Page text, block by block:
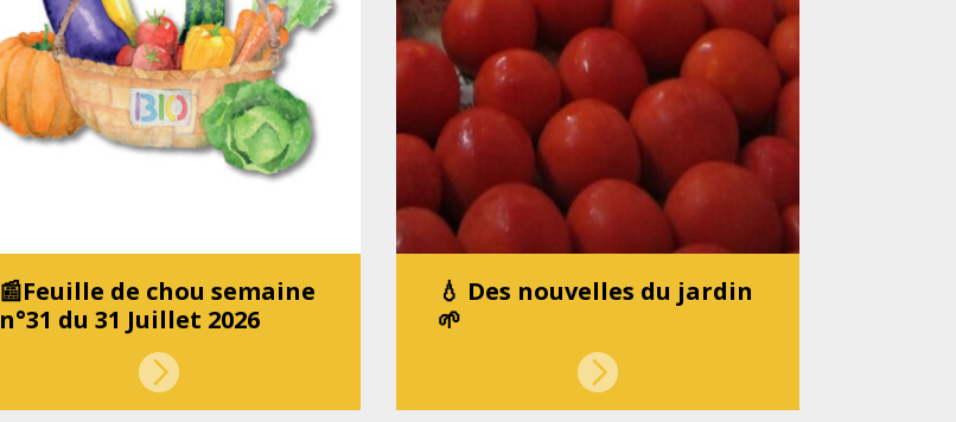
📰Feuille de chou semaine
n°31 du 31 Juillet 2026
💧 Des nouvelles du jardin
🌱